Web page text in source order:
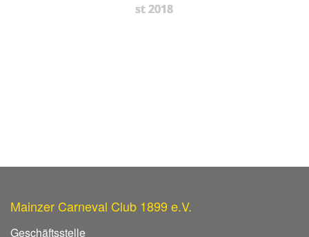
st 2018
Mainzer Carneval Club 1899 e.V.
Geschäftsstelle